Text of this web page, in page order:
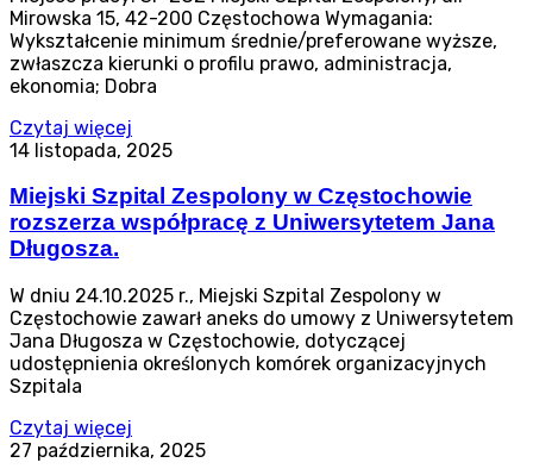
Mirowska 15, 42-200 Częstochowa Wymagania:
Wykształcenie minimum średnie/preferowane wyższe,
zwłaszcza kierunki o profilu prawo, administracja,
ekonomia; Dobra
Czytaj więcej
14 listopada, 2025
Miejski Szpital Zespolony w Częstochowie
rozszerza współpracę z Uniwersytetem Jana
Długosza.
W dniu 24.10.2025 r., Miejski Szpital Zespolony w
Częstochowie zawarł aneks do umowy z Uniwersytetem
Jana Długosza w Częstochowie, dotyczącej
udostępnienia określonych komórek organizacyjnych
Szpitala
Czytaj więcej
27 października, 2025